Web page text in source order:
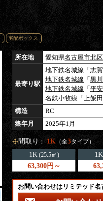
宅配ボックス
所在地 愛知県名古屋市北区
最寄り駅
地下鉄名城線 「 志
地下鉄名城線 「 黒
地下鉄名城線 「 平
名鉄小牧線 「 上飯
構造
RC
築年月
2025年1月
間取り ： 1K （全3タイプ）
1K(25.5㎡)
63,300円～
1K
お問い合わせはリミテッド名